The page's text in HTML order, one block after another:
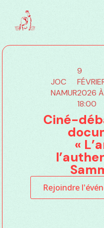
JOC
NAMUR
9
2026 À
18:00
Ciné-
«
Rejoindre